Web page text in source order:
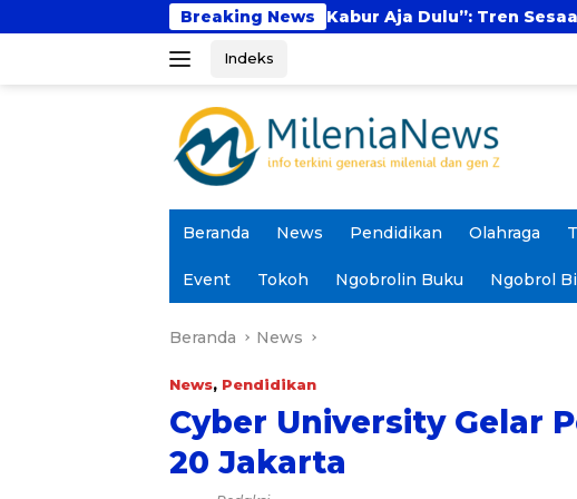
ke
Breaking News
Fenomena “Kabur Aja Dulu”: Tren Sesaat atau Langkah
Indeks
Beranda News Pendidikan Olahraga
Event Tokoh Ngobrolin Buku Ngobrol
Beranda News
News, Pendidikan
Cyber University Gelar
20 Jakarta